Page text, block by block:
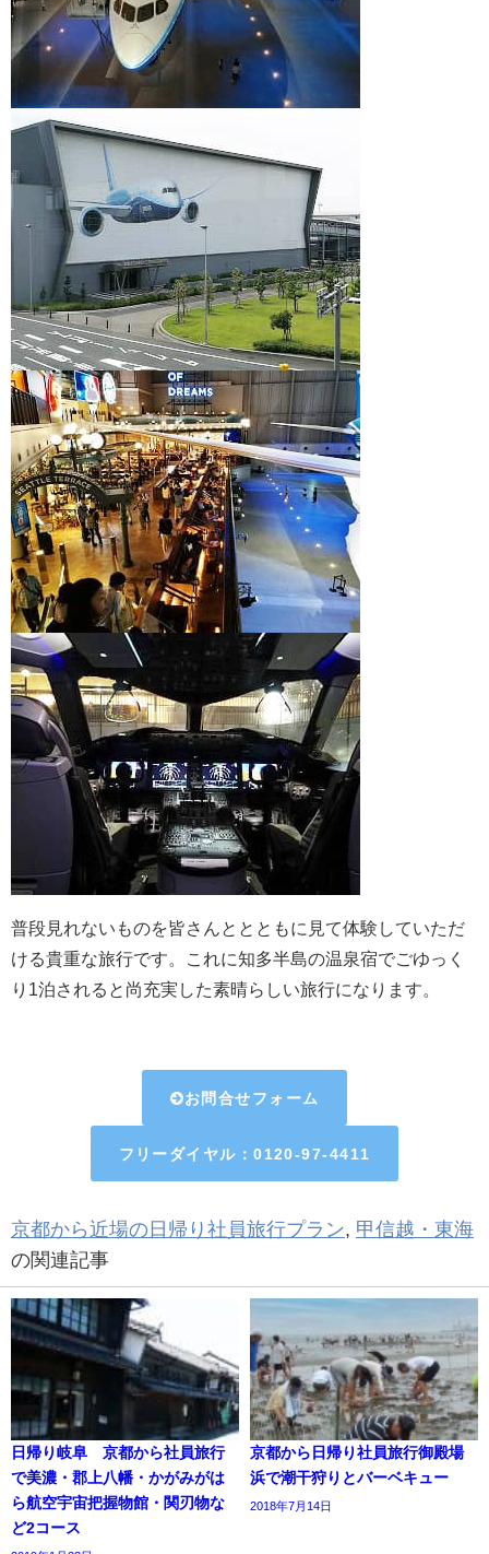
普段見れないものを皆さんととともに見て体験していただ
ける貴重な旅行です。これに知多半島の温泉宿でごゆっく
り1泊されると尚充実した素晴らしい旅行になります。
お問合せフォーム
フリーダイヤル：0120-97-4411
京都から近場の日帰り社員旅行プラン, 甲信越・東海
の関連記事
日帰り岐阜 京都から社員旅行
で美濃・郡上八幡・かがみがは
ら航空宇宙把握物館・関刃物な
ど2コース
京都から日帰り社員旅行御殿場
浜で潮干狩りとバーベキュー
2018年7月14日